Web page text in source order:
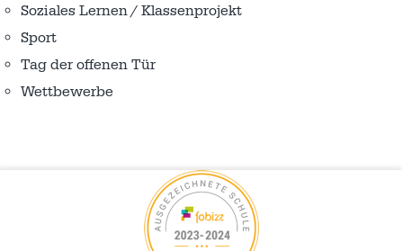
Soziales Lernen / Klassenprojekt
Sport
Tag der offenen Tür
Wettbewerbe